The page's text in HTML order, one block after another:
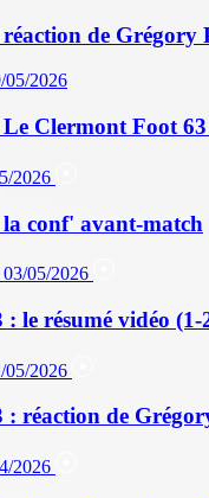
de Grégory
05/2026
Clermont Foot
2026
conf' avant-match
05/2026
le résumé vidéo (1-
05/2026
réaction de
2026